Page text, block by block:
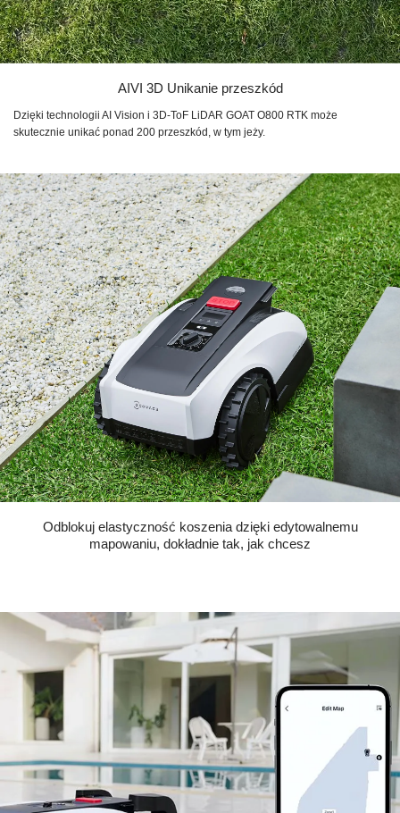
AIVI 3D Unikanie przeszkód
Dzięki technologii AI Vision i 3D-ToF LiDAR GOAT O800 RTK może
skutecznie unikać ponad 200 przeszkód, w tym jeży.
Odblokuj elastyczność koszenia dzięki edytowalnemu
mapowaniu, dokładnie tak, jak chcesz